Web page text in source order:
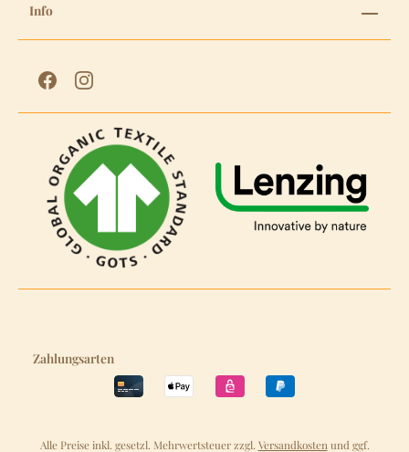
Info
Zahlungsarten
Alle Preise inkl. gesetzl. Mehrwertsteuer zzgl. Versandkosten und ggf.